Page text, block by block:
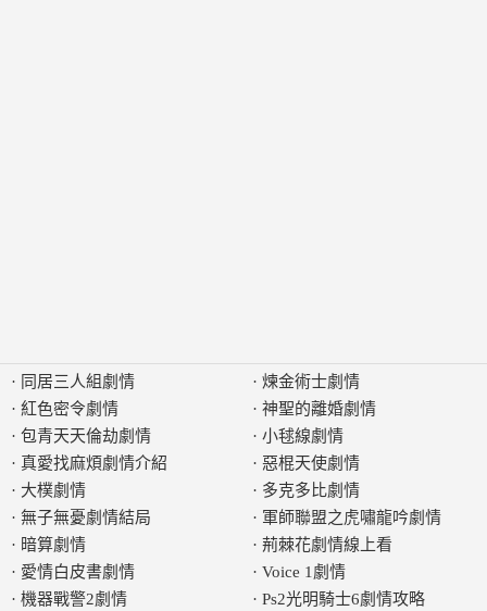
· 同居三人組劇情
· 紅色密令劇情
· 包青天天倫劫劇情
· 真愛找麻煩劇情介紹
· 大樸劇情
· 無子無憂劇情結局
· 暗算劇情
· 愛情白皮書劇情
· 機器戰警2劇情
· 煉金術士劇情
· 神聖的離婚劇情
· 小毬線劇情
· 惡棍天使劇情
· 多克多比劇情
· 軍師聯盟之虎嘯龍吟劇情
· 荊棘花劇情線上看
· Voice 1劇情
· Ps2光明騎士6劇情攻略